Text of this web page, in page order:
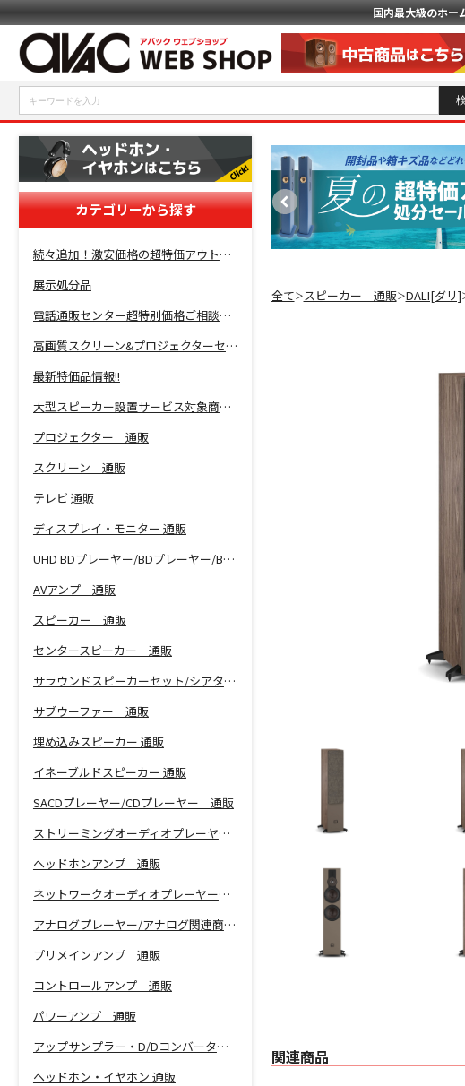
国内最大級のホー
カテゴリーから探す
続々追加！激安価格の超特価アウトレットセール開催！
展示処分品
電話通販センター超特別価格ご相談コーナー！
高画質スクリーン&プロジェクターセット超特価！
最新特価品情報!!
大型スピーカー設置サービス対象商品！
プロジェクター 通販
スクリーン 通販
テレビ 通販
ディスプレイ・モニター 通販
UHD BDプレーヤー/BDプレーヤー/BDレコーダー 通販
AVアンプ 通販
スピーカー 通販
センタースピーカー 通販
サラウンドスピーカーセット/シアターバー 通販
サブウーファー 通販
埋め込みスピーカー 通販
イネーブルドスピーカー 通販
SACDプレーヤー/CDプレーヤー 通販
ストリーミングオーディオプレーヤー 通販
ヘッドホンアンプ 通販
ネットワークオーディオプレーヤー 通販
アナログプレーヤー/アナログ関連商品 通販
プリメインアンプ 通販
コントロールアンプ 通販
パワーアンプ 通販
アップサンプラー・D/Dコンバーター 通販
ヘッドホン・イヤホン 通販
全て＞スピーカー 通販＞DALI[ダリ]
関連商品